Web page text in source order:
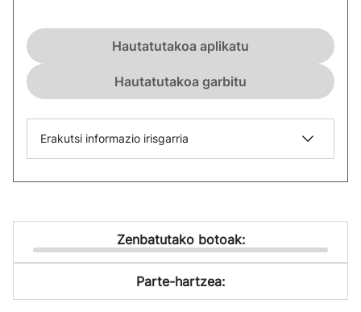
Hautatutakoa aplikatu
Hautatutakoa garbitu
Erakutsi informazio irisgarria
Zenbatutako botoak:
Parte-hartzea: